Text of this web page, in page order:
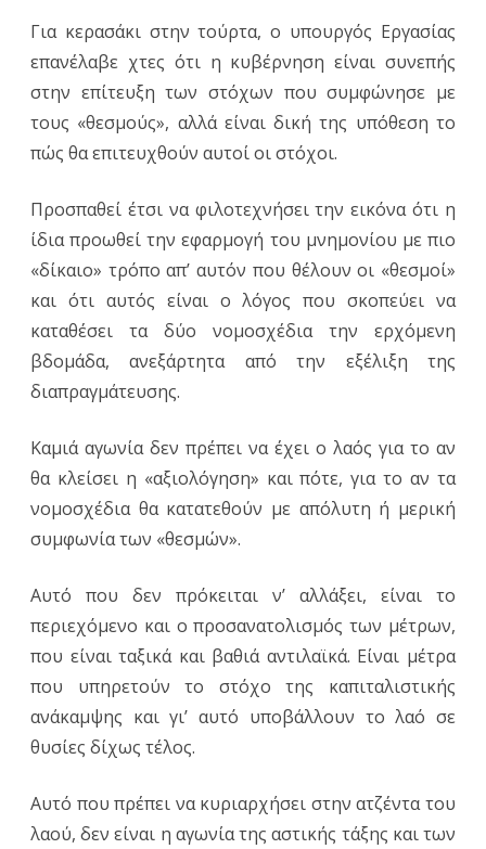
Για κερασάκι στην τούρτα, ο υπουργός Εργασίας
επανέλαβε χτες ότι η κυβέρνηση είναι συνεπής
στην επίτευξη των στόχων που συμφώνησε με
τους «θεσμούς», αλλά είναι δική της υπόθεση το
πώς θα επιτευχθούν αυτοί οι στόχοι.
Προσπαθεί έτσι να φιλοτεχνήσει την εικόνα ότι η
ίδια προωθεί την εφαρμογή του μνημονίου με πιο
«δίκαιο» τρόπο απ’ αυτόν που θέλουν οι «θεσμοί»
και ότι αυτός είναι ο λόγος που σκοπεύει να
καταθέσει τα δύο νομοσχέδια την ερχόμενη
βδομάδα, ανεξάρτητα από την εξέλιξη της
διαπραγμάτευσης.
Καμιά αγωνία δεν πρέπει να έχει ο λαός για το αν
θα κλείσει η «αξιολόγηση» και πότε, για το αν τα
νομοσχέδια θα κατατεθούν με απόλυτη ή μερική
συμφωνία των «θεσμών».
Αυτό που δεν πρόκειται ν’ αλλάξει, είναι το
περιεχόμενο και ο προσανατολισμός των μέτρων,
που είναι ταξικά και βαθιά αντιλαϊκά. Είναι μέτρα
που υπηρετούν το στόχο της καπιταλιστικής
ανάκαμψης και γι’ αυτό υποβάλλουν το λαό σε
θυσίες δίχως τέλος.
Αυτό που πρέπει να κυριαρχήσει στην ατζέντα του
λαού, δεν είναι η αγωνία της αστικής τάξης και των